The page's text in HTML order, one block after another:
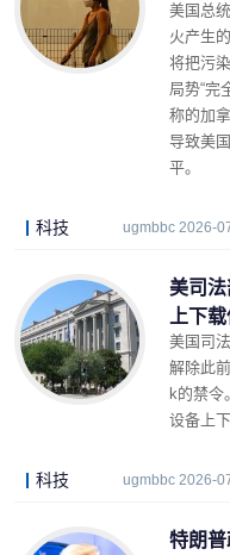
美国总
火产生
将把污
局势“完
称的加
导致美
平。
科技 ugmbbc 2026-
美司
上下
美国司
解除此
k的禁令
设备上
科技 ugmbbc 2026-
特朗